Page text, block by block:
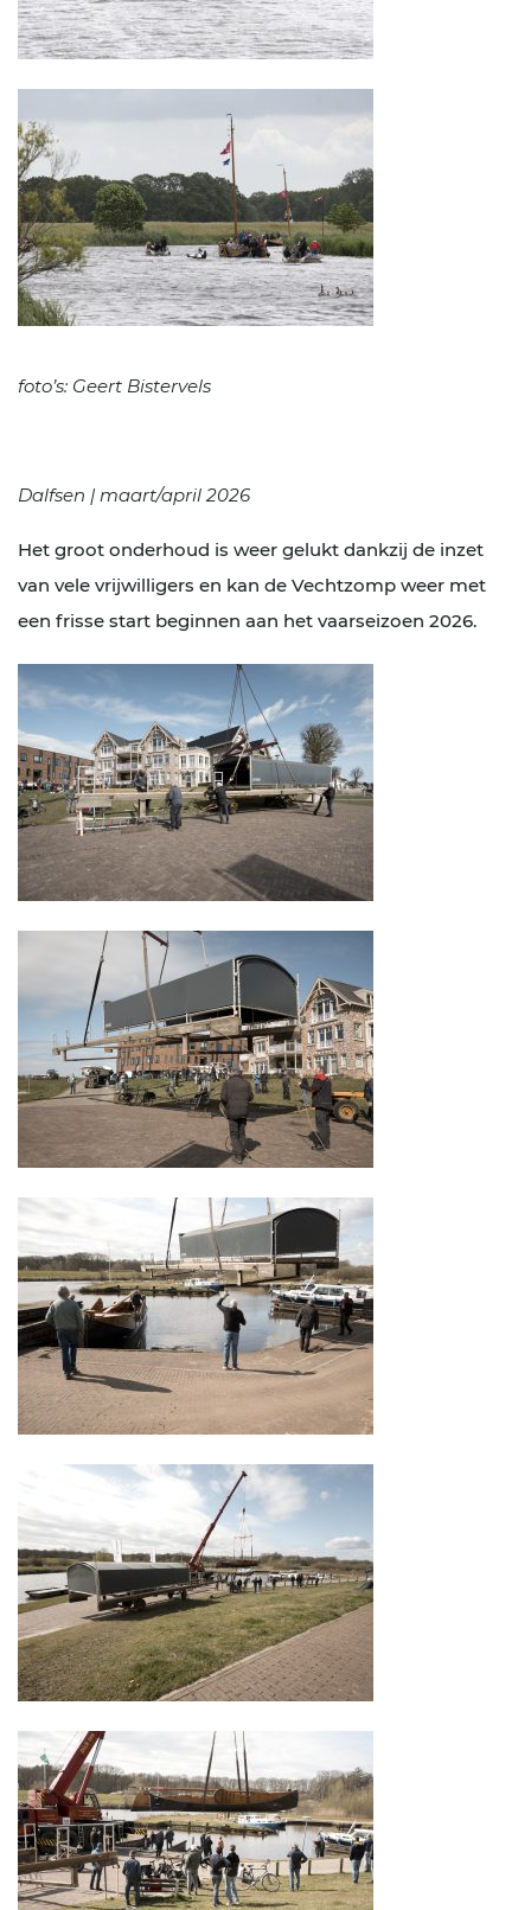
foto’s: Geert Bistervels
Dalfsen | maart/april 2026
Het groot onderhoud is weer gelukt dankzij de inzet
van vele vrijwilligers en kan de Vechtzomp weer met
een frisse start beginnen aan het vaarseizoen 2026.